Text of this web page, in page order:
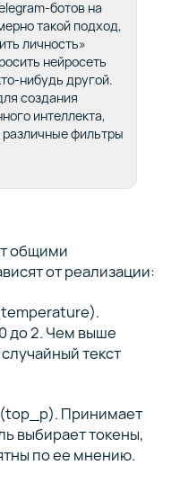
ботов на
такой подход,
личность»
нейросеть
нибудь другой.
создания
интеллекта,
различные фильтры
общими
от реализации:
до 2. Чем выше
текст
(top_p). Принимает
выбирает токены,
по ее мнению.